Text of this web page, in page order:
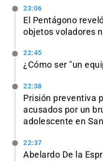
23:06
El Pentágono
objetos voladores
22:45
¿Cómo ser "un
22:38
Prisión preventiva
acusados por un
adolescente en
22:37
Abelardo De la